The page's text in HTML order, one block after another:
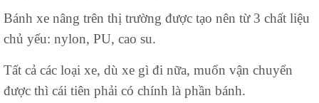
Bánh xe nâng trên thị trường được tạo nên từ 3 chất liệu
chủ yếu: nylon, PU, cao su.
Tất cả các loại xe, dù xe gì đi nữa, muốn vận chuyển
được thì cái tiên phải có chính là phần bánh.